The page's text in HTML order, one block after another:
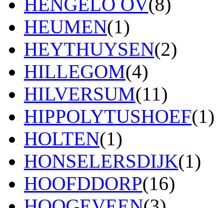
HEUMEN(1)
HEYTHUYSEN(2)
HILLEGOM(4)
HILVERSUM(11)
HIPPOLYTUSHOEF(1)
HOLTEN(1)
HONSELERSDIJK(1)
HOOFDDORP(16)